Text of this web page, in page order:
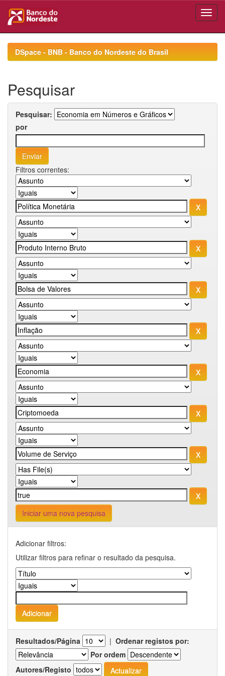
navigationDSpace - BNB - Banco do Nordeste do Brasil
Pesquisar
Pesquisar:
por
Filtros correntes:
Iniciar uma nova pesquisa
Adicionar filtros:
Utilizar filtros para refinar o resultado da pesquisa.
Resultados/Página | Ordenar registos por:
Por ordem
Autores/Registo